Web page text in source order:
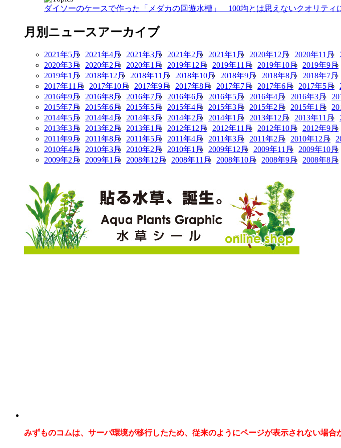
ダイソーのケースで作った「メダカの回遊水槽」 100均とは思えないクオリティ
月別ニュースアーカイブ
2021年5月 2021年4月 2021年3月 2021年2月 2021年1月 2020年12月 2020年11月
2020年3月 2020年2月 2020年1月 2019年12月 2019年11月 2019年10月 2019年9月
2019年1月 2018年12月 2018年11月 2018年10月 2018年9月 2018年8月 2018年7月
2017年11月 2017年10月 2017年9月 2017年8月 2017年7月 2017年6月 2017年5月
2016年9月 2016年8月 2016年7月 2016年6月 2016年5月 2016年4月 2016年3月
2015年7月 2015年6月 2015年5月 2015年4月 2015年3月 2015年2月 2015年1月
2014年5月 2014年4月 2014年3月 2014年2月 2014年1月 2013年12月 2013年11月
2013年3月 2013年2月 2013年1月 2012年12月 2012年11月 2012年10月 2012年9月
2011年9月 2011年8月 2011年5月 2011年4月 2011年3月 2011年2月 2010年12月
2010年4月 2010年3月 2010年2月 2010年1月 2009年12月 2009年11月 2009年10月
2009年2月 2009年1月 2008年12月 2008年11月 2008年10月 2008年9月 2008年8月
みずものコムは、サーバ環境が移行したため、従来のようにページが表示されない場合